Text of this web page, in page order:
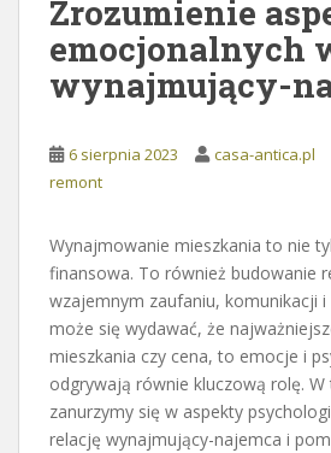
Zrozumienie
emocjonalnych
wynajmujący-
6 sierpnia 2023 casa-antica.pl
remont
Wynajmowanie mieszkania to nie
finansowa. To również budowanie
wzajemnym zaufaniu, komunikacji i
może się wydawać, że
mieszkania czy cena, to emocje i
odgrywają równie kluczową rolę.
zanurzymy się w aspekty
relację wynajmujący-najemca i